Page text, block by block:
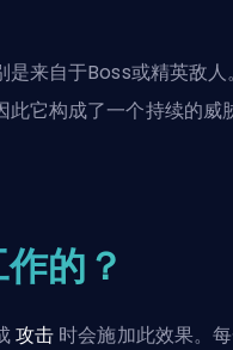
来自于Boss或精英敌人
它构成了一个持续的威
的？
攻击 时会施加此效果。